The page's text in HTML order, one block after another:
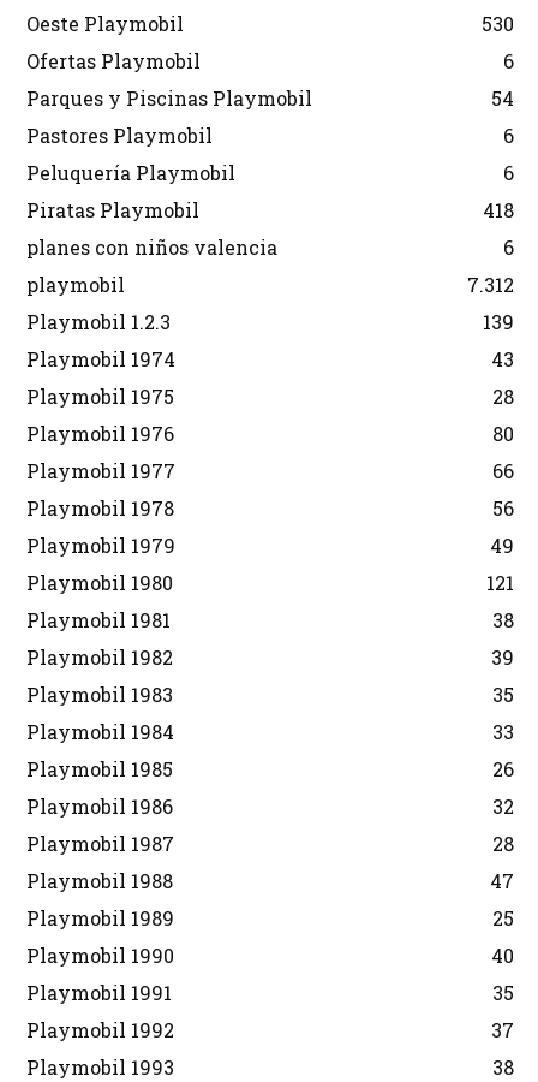
Oeste Playmobil
530
Ofertas Playmobil
6
Parques y Piscinas Playmobil
54
Pastores Playmobil
6
Peluquería Playmobil
6
Piratas Playmobil
418
planes con niños valencia
6
playmobil
7.312
Playmobil 1.2.3
139
Playmobil 1974
43
Playmobil 1975
28
Playmobil 1976
80
Playmobil 1977
66
Playmobil 1978
56
Playmobil 1979
49
Playmobil 1980
121
Playmobil 1981
38
Playmobil 1982
39
Playmobil 1983
35
Playmobil 1984
33
Playmobil 1985
26
Playmobil 1986
32
Playmobil 1987
28
Playmobil 1988
47
Playmobil 1989
25
Playmobil 1990
40
Playmobil 1991
35
Playmobil 1992
37
Playmobil 1993
38